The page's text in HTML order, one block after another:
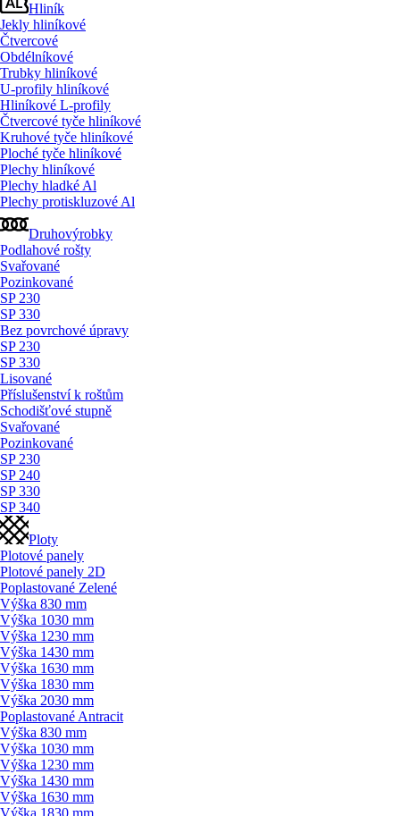
Hliník
Jekly hliníkové
Čtvercové
Obdélníkové
Trubky hliníkové
U-profily hliníkové
Hliníkové L-profily
Čtvercové tyče hliníkové
Kruhové tyče hliníkové
Ploché tyče hliníkové
Plechy hliníkové
Plechy hladké Al
Plechy protiskluzové Al
Druhovýrobky
Podlahové rošty
Svařované
Pozinkované
SP 230
SP 330
Bez povrchové úpravy
SP 230
SP 330
Lisované
Příslušenství k roštům
Schodišťové stupně
Svařované
Pozinkované
SP 230
SP 240
SP 330
SP 340
Ploty
Plotové panely
Plotové panely 2D
Poplastované Zelené
Výška 830 mm
Výška 1030 mm
Výška 1230 mm
Výška 1430 mm
Výška 1630 mm
Výška 1830 mm
Výška 2030 mm
Poplastované Antracit
Výška 830 mm
Výška 1030 mm
Výška 1230 mm
Výška 1430 mm
Výška 1630 mm
Výška 1830 mm